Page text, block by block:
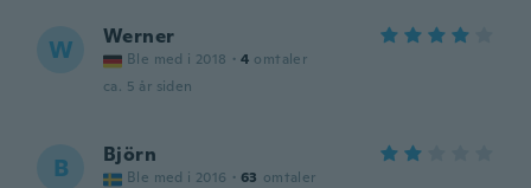
W Werner
Ble med i 2018 · 4 omtaler
ca. 5 år siden
B Björn
Ble med i 2016 · 63 omtaler